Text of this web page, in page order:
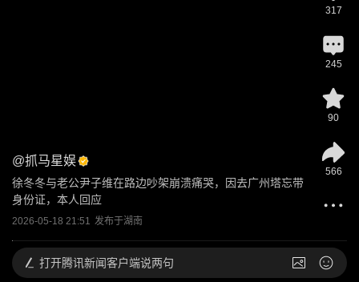
@抓马星娱
徐冬冬与老公尹子维在路边吵架崩溃痛哭，因去广州塔忘带
身份证，本人回应
2026-05-18 21:51 发布于湖南
317
245
90
566
打开腾讯新闻客户端说两句